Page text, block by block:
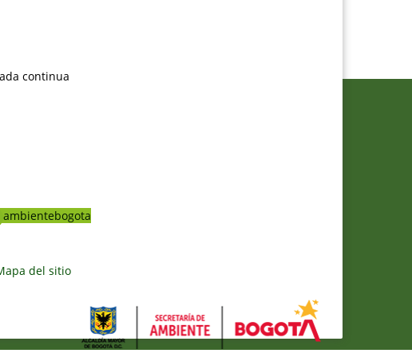
continua
ambientebogota
del sitio